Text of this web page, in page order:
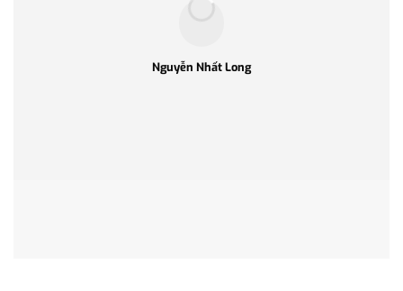
Nguyễn Nhất Long